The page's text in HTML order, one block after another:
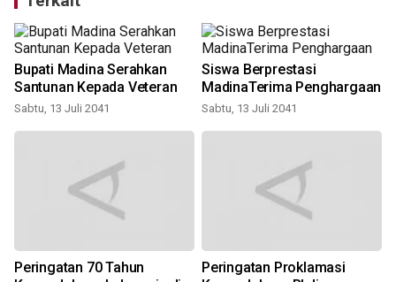
Bupati Madina Serahkan
Santunan Kepada Veteran
Sabtu, 13 Juli 2041
Siswa Berprestasi
MadinaTerima Penghargaan
Sabtu, 13 Juli 2041
Peringatan 70 Tahun
Peringatan Proklamasi